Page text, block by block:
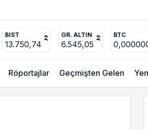
BIST
13.750,74
GR. ALTIN
6.545,05
BTC
Röportajlar Geçmişten Gelen